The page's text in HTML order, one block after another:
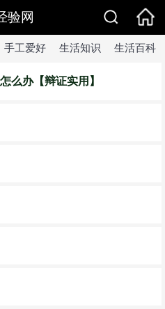
验网
手工爱好 生活知识 生活百科
么办【辩证实用】